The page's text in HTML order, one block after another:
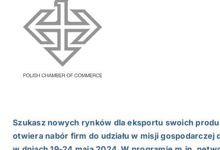
NASI EKSPERCI
GALERIA
SĄD ARBITRAŻOWY
MARKA ŚLĄSKIE
KONTAKT
Szukasz nowych rynków dla eksportu swoich
otwiera nabór firm do udziału w misji